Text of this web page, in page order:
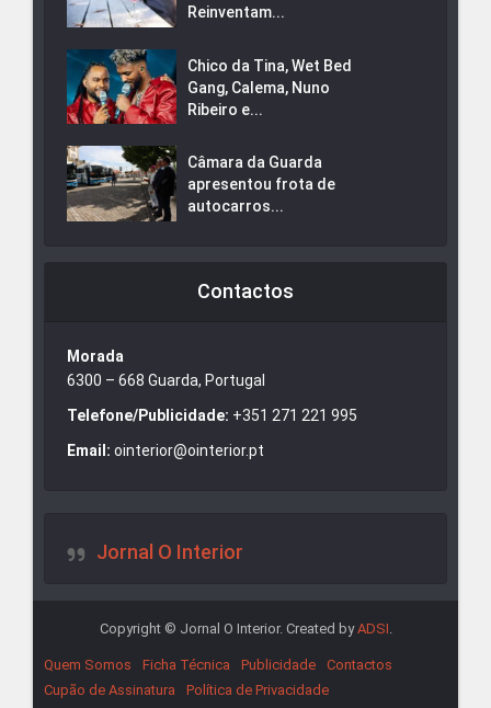
Reinventam...
Chico da Tina, Wet Bed
Gang, Calema, Nuno
Ribeiro e...
Câmara da Guarda
apresentou frota de
autocarros...
Contactos
Morada
6300 – 668 Guarda, Portugal
Telefone/Publicidade: +351 271 221 995
Email: ointerior@ointerior.pt
Jornal O Interior
Copyright © Jornal O Interior. Created byADSI.
Quem Somos Ficha Técnica Publicidade
Contactos
Cupão de Assinatura
Política de Privacidade